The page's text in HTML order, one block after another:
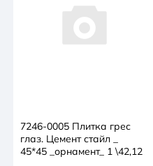
7246-0005 Плитка грес
глаз. Цемент стайл _
45*45 _орнамент_ 1 \42,12